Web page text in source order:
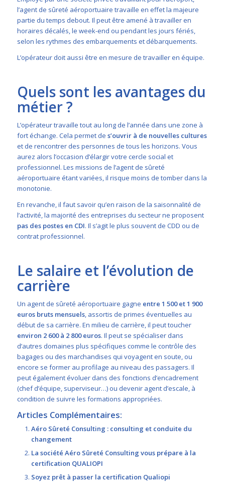
l’agent de sûreté aéroportuaire travaille en effet la majeure
partie du temps debout. Il peut être amené à travailler en
horaires décalés, le week-end ou pendant les jours fériés,
selon les rythmes des embarquements et débarquements.
L’opérateur doit aussi être en mesure de travailler en équipe.
Quels sont les avantages du
métier ?
L’opérateur travaille tout au long de l’année dans une zone à
fort échange. Cela permet de s’ouvrir à de nouvelles cultures
et de rencontrer des personnes de tous les horizons. Vous
aurez alors l’occasion d’élargir votre cercle social et
professionnel. Les missions de l’agent de sûreté
aéroportuaire étant variées, il risque moins de tomber dans la
monotonie.
En revanche, il faut savoir qu’en raison de la saisonnalité de
l’activité, la majorité des entreprises du secteur ne proposent
pas des postes en CDI. Il s’agit le plus souvent de CDD ou de
contrat professionnel.
Le salaire et l’évolution de
carrière
Un agent de sûreté aéroportuaire gagne entre 1 500 et 1 900
euros bruts mensuels, assortis de primes éventuelles au
début de sa carrière. En milieu de carrière, il peut toucher
environ 2 600 à 2 800 euros. Il peut se spécialiser dans
d’autres domaines plus spécifiques comme le contrôle des
bagages ou des marchandises qui voyagent en soute, ou
encore se former au profilage au niveau des passagers. Il
peut également évoluer dans des fonctions d’encadrement
(chef d’équipe, superviseur…) ou devenir agent d’escale, à
condition de suivre les formations appropriées.
Articles Complémentaires:
Aéro Sûreté Consulting : consulting et conduite du
changement
La société Aéro Sûreté Consulting vous prépare à la
certification QUALIOPI
Soyez prêt à passer la certification Qualiopi